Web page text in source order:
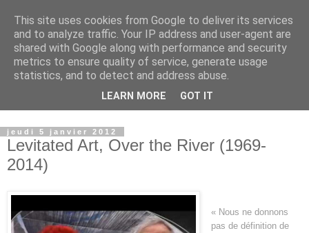
Observatoire du Land Art
Lieu d'archivage, de recherche et de transmission du Land
Art...................... place for archiving, researching and
transmitting Land Art
jeudi 5 janvier 2012
Levitated Art, Over the River (1969-
2014)
« Nous ne donnons
pas de définition de
This site uses cookies from Google to deliver its services
and to analyze traffic. Your IP address and user-agent are
shared with Google along with performance and security
metrics to ensure quality of service, generate usage
statistics, and to detect and address abuse.
LEARN MORE GOT IT